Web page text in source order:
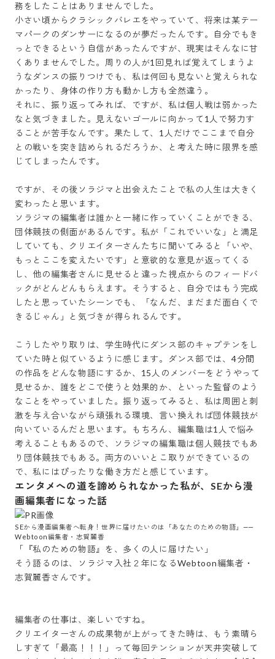
務をしたことはありませんでした。
小さい頃からクラシックバレエをやっていて、将来は某テー
マパークのダンサーになるのが夢だったんです。自分でもき
っとできるという自信があったんですが、現実はそんなに甘
くありませんでした。周りの人が1回見れば覚えてしまうよ
うなダンスの振りつけでも、私は何回も見ないと覚えられな
かったり、身体の作り方も動かし方も全然違う。
それに、振り返ってみれば、ですが、私は個人戦は弱かった
なと気づきました。見えないゴールに向かって1人で努力す
ることが苦手なんです。果たして、1人だけでここまで自分
との戦いを突き詰められるだろうか、と考えた時に限界を感
じてしまったんです。
ですが、その後ソラジマと出会えたことで私の人生は大きく
変わったと思います。
ソラジマの編集者は誰かと一緒に作っていくことができる、
団体競技の側面があるんです。私が「これでいいな」と満足
していても、クリエイターさんたちに聞いてみると「いや、
もっとここを変えたいです」と意欲的な意見が返ってくる
し、他の編集者さんに見せると違った視点からのフィードバ
ックがどんどんもらえます。そうすると、自分ではもう完成
したと思っていたシーンでも、「なんだ、まだまだ面白くで
きるじゃん」と気づきが得られるんです。
こうしたやり取りは、学生時代にダンス部のキャプテンをし
ていた時と似ているように感じます。ダンス部では、4分間
の作品をどんな物語にするか、15人のメンバーをどうやって
見せるか、誰をどこで使うと効果的か、といった監督のよう
なことをやっていました。振り返ってみると、私は周囲と刺
激を与え合いながら頑張れる環境、言い換えれば団体競技が
向いているんだと思います。もちろん、編集職は1人で悩み
考えることもあるので、ソラジマの編集職は個人競技でもあ
り団体競技でもある。両方のいいとこ取りができているの
で、私にはぴったりな働き方だと感じています。
エンタメへの道を諦められなかった私が、SEから漫
画編集者になった話
SEから漫画編集者へ転身！世界に届けたいのは「あなたのための物語」―—
Webtoon編集者・志賀麗香
「『私のための物語』を、多くの人に届けたい」
そう語るのは、ソラジマ入社２年になるWebtoon編集者・
志賀麗香さんです。
編集者の仕事は、楽しいですね。
クリエイターさんの成果物が上がってきた時は、もう素晴ら
しすぎて「最高！！！」って毎回テンションが天井突破して